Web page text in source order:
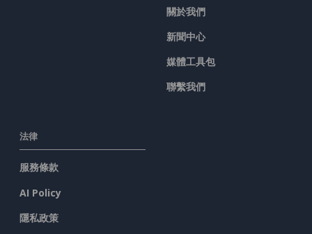
關於我們
新聞中心
媒體工具包
聯繫我們
法律
服務條款
AI Policy
隱私政策